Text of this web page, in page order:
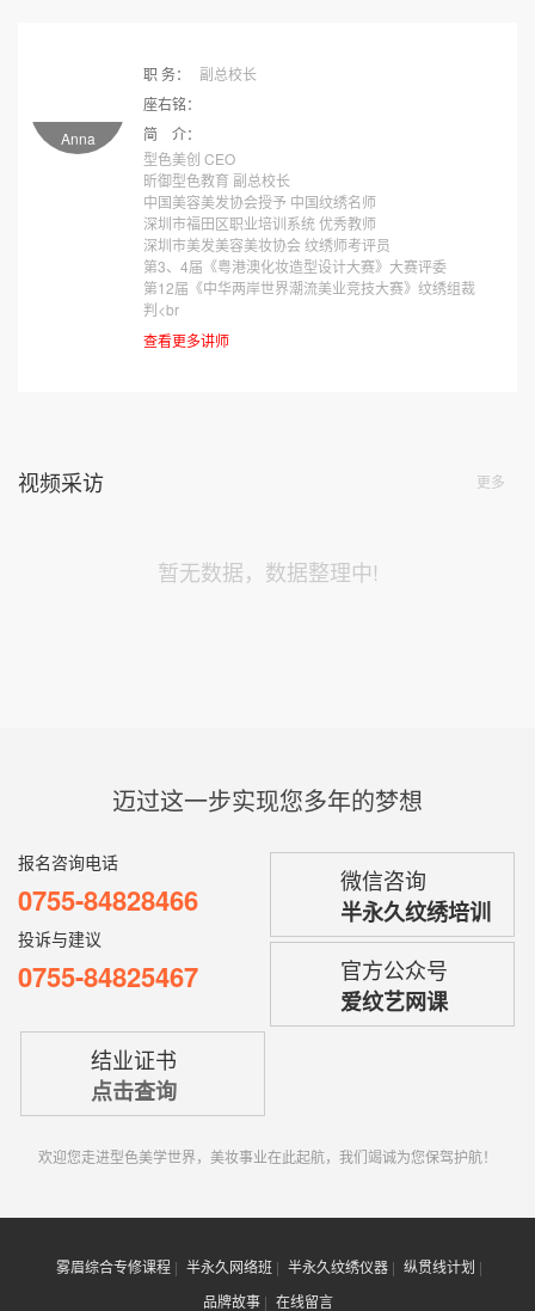
Anna
职 务：
副总校长
座右铭：
简 介：
型色美创 CEO
昕御型色教育 副总校长
中国美容美发协会授予 中国纹绣名师
深圳市福田区职业培训系统 优秀教师
深圳市美发美容美妆协会 纹绣师考评员
第3、4届《粤港澳化妆造型设计大赛》大赛评委
第12届《中华两岸世界潮流美业竞技大赛》纹绣组裁
判<br
查看更多讲师
更多
视频采访
暂无数据，数据整理中!
迈过这一步实现您多年的梦想
报名咨询电话
0755-84828466
投诉与建议
0755-84825467
微信咨询
半永久纹绣培训
官方公众号
爱纹艺网课
结业证书
点击查询
欢迎您走进型色美学世界，美妆事业在此起航，我们竭诚为您保驾护航！
雾眉综合专修课程 半永久网络班 半永久纹绣仪器
纵贯线计划
品牌故事
在线留言